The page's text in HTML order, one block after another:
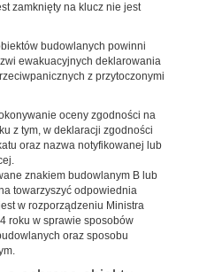
zamknięty na klucz nie jest
budowlanych powinni
ewakuacyjnych deklarowania
z przytoczonymi
oceny zgodności na
z tym, w deklaracji zgodności
oraz nazwa notyfikowanej lub
znakiem budowlanym B lub
towarzyszyć odpowiednia
w rozporządzeniu Ministra
roku w sprawie sposobów
oraz sposobu